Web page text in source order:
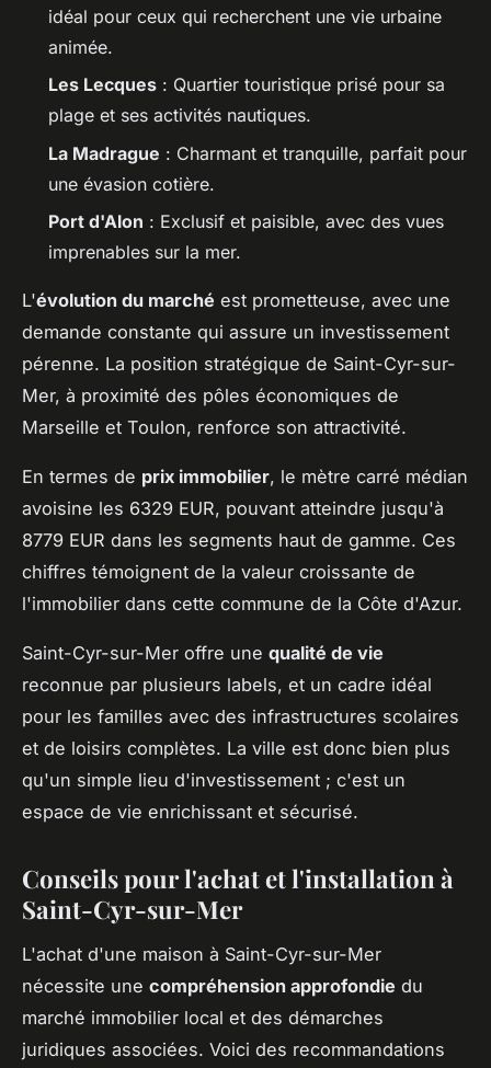
idéal pour ceux qui recherchent une vie urbaine
animée.
Les Lecques : Quartier touristique prisé pour sa
plage et ses activités nautiques.
La Madrague : Charmant et tranquille, parfait pour
une évasion cotière.
Port d'Alon : Exclusif et paisible, avec des vues
imprenables sur la mer.
L'évolution du marché est prometteuse, avec une
demande constante qui assure un investissement
pérenne. La position stratégique de Saint-Cyr-sur-
Mer, à proximité des pôles économiques de
Marseille et Toulon, renforce son attractivité.
En termes de prix immobilier, le mètre carré médian
avoisine les 6329 EUR, pouvant atteindre jusqu'à
8779 EUR dans les segments haut de gamme. Ces
chiffres témoignent de la valeur croissante de
l'immobilier dans cette commune de la Côte d'Azur.
Saint-Cyr-sur-Mer offre une qualité de vie
reconnue par plusieurs labels, et un cadre idéal
pour les familles avec des infrastructures scolaires
et de loisirs complètes. La ville est donc bien plus
qu'un simple lieu d'investissement ; c'est un
espace de vie enrichissant et sécurisé.
Conseils pour l'achat et l'installation à
Saint-Cyr-sur-Mer
L'achat d'une maison à Saint-Cyr-sur-Mer
nécessite une compréhension approfondie du
marché immobilier local et des démarches
juridiques associées. Voici des recommandations